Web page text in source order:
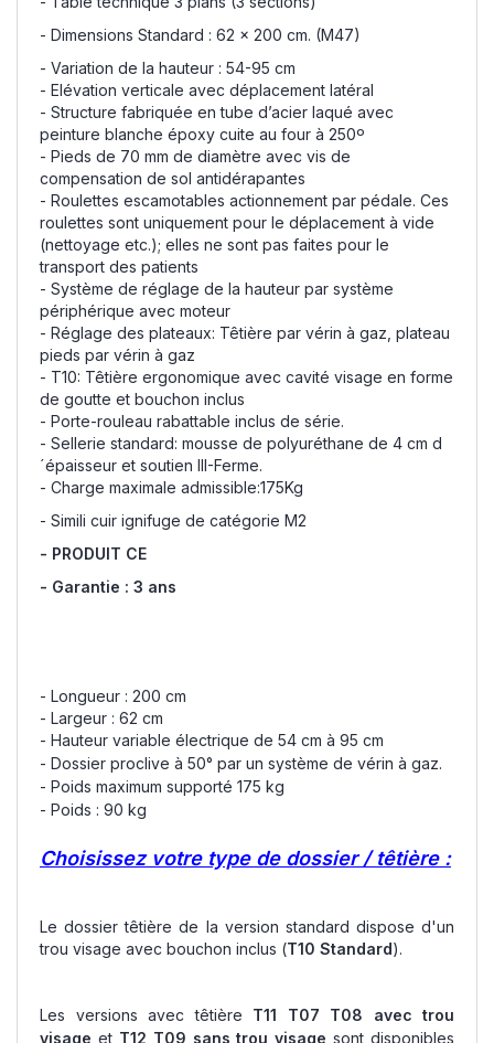
- Dimensions Standard : 62 x 200 cm. (M47)
- Variation de la hauteur : 54-95 cm
- Elévation verticale avec déplacement latéral
- Structure fabriquée en tube d’acier laqué avec
peinture blanche époxy cuite au four à 250º
- Pieds de 70 mm de diamètre avec vis de
compensation de sol antidérapantes
- Roulettes escamotables actionnement par pédale. Ces
roulettes sont uniquement pour le déplacement à vide
(nettoyage etc.); elles ne sont pas faites pour le
transport des patients
- Système de réglage de la hauteur par système
périphérique avec moteur
- Réglage des plateaux: Têtière par vérin à gaz, plateau
pieds par vérin à gaz
- T10: Têtière ergonomique avec cavité visage en forme
de goutte et bouchon inclus
- Porte-rouleau rabattable inclus de série.
- Sellerie standard: mousse de polyuréthane de 4 cm d
´épaisseur et soutien III-Ferme.
- Charge maximale admissible:175Kg
- Simili cuir ignifuge de catégorie M2
- PRODUIT CE
- Garantie : 3 ans
- Longueur : 200 cm
- Largeur : 62 cm
- Hauteur variable électrique de 54 cm à 95 cm
- Dossier proclive à 50° par un système de vérin à gaz.
- Poids maximum supporté 175 kg
- Poids : 90 kg
Choisissez votre type de dossier / têtière :
Le dossier têtière de la version standard dispose d'un
trou visage avec bouchon inclus (T10 Standard).
Les versions avec têtière T11 T07 T08 avec trou
visage et T12 T09 sans trou visage sont disponibles